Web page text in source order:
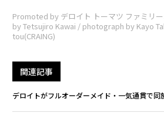
Promoted by デロイト トーマツ ファミリ
by Tetsujiro Kawai / photograph by Kayo
tou(CRAING)
関連記事
デロイトがフルオーダーメイド・一気通貫で同